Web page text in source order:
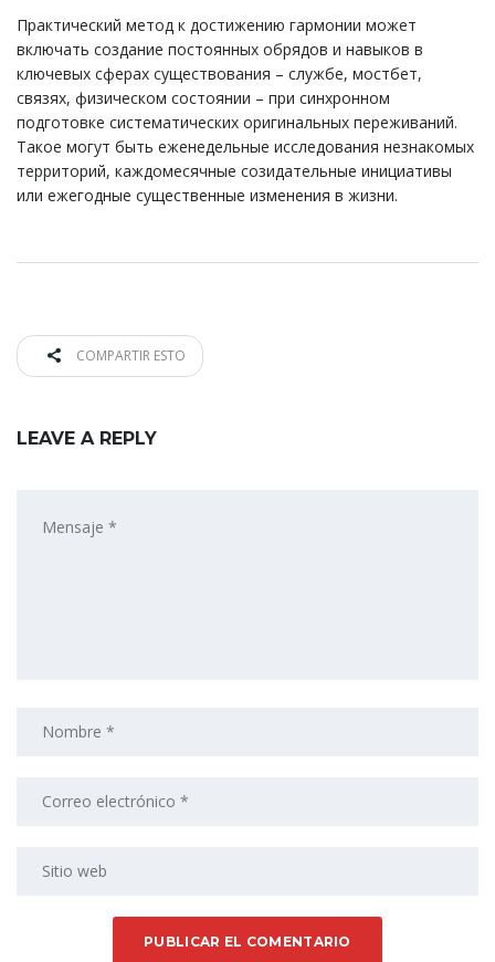
Практический метод к достижению гармонии может
включать создание постоянных обрядов и навыков в
ключевых сферах существования – службе, мостбет,
связях, физическом состоянии – при синхронном
подготовке систематических оригинальных переживаний.
Такое могут быть еженедельные исследования незнакомых
территорий, каждомесячные созидательные инициативы
или ежегодные существенные изменения в жизни.
COMPARTIR ESTO
LEAVE A REPLY